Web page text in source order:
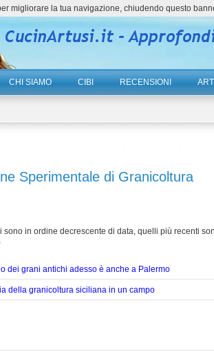
CHI SIAMO CIBI RECENSIONI
Sperimentale di Granicoltura
sono in ordine decrescente di data, quelli più recenti
dei grani antichi adesso è anche a Palermo
della granicoltura siciliana in un campo
migliorare la tua navigazione, chiudendo questo